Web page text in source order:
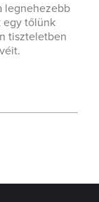
legnehezebb
egy tőlünk
tiszteletben